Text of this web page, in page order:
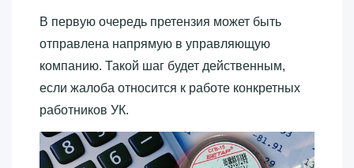
В первую очередь претензия может быть
отправлена напрямую в управляющую
компанию. Такой шаг будет действенным,
если жалоба относится к работе конкретных
работников УК.